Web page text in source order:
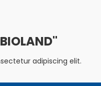
BIOLAND
adipiscing elit.